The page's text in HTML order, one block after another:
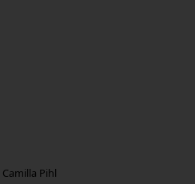
Camilla Pihl